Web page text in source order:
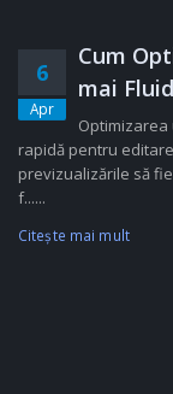
6
Apr
Cum
mai
Optimizarea
rapidă pentru
previzualizările să
f......
Citeşte mai mult